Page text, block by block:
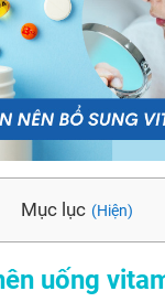
Mục lục (Hiện)
uống